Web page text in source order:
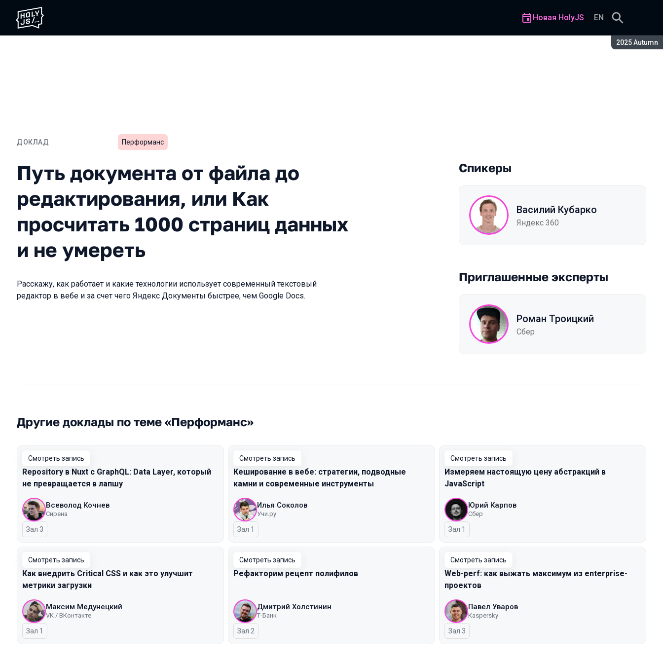
Сезон:
2025 Autumn
Новая HolyJS EN
ДОКЛАД
Путь документа от файла до редактирования, или Как просчитать 1000
Перформанс
Путь документа от файла до
редактирования, или Как
просчитать 1000 страниц данных
и не умереть
Расскажу, как работает и какие технологии использует современный текстовый
редактор в вебе и за счет чего Яндекс Документы быстрее, чем Google Docs.
Спикеры
Василий Кубарко
Яндекс 360
Приглашенные эксперты
Роман Троицкий
Сбер
Другие доклады по теме «Перформанс»
Смотреть запись
Repository в Nuxt с GraphQL: Data Layer, который
не превращается в лапшу
Всеволод Кочнев
Сирена
Зал 3
Смотреть запись
Кеширование в вебе: стратегии, подводные
камни и современные инструменты
Илья Соколов
Учи.ру
Зал 1
Смотреть запись
Измеряем настоящую цену абстракций в
JavaScript
Юрий Карпов
Сбер
Зал 1
Смотреть запись
Как внедрить Critical CSS и как это улучшит
метрики загрузки
Максим Медунецкий
VK / ВКонтакте
Зал 1
Смотреть запись
Рефакторим рецепт полифилов
Дмитрий Холстинин
Т-Банк
Зал 2
Смотреть запись
Web-perf: как выжать максимум из enterprise-
проектов
Павел Уваров
Kaspersky
Зал 3